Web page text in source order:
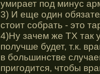
умирает под минус
3) И еще один
стоит собрать - это
4)Ну зачем же ТХ так
получше будет, т.к.
в большинстве
пригодится, чтобы